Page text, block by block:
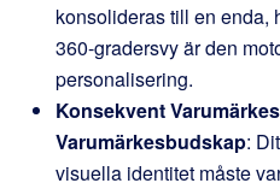
konsolideras till en enda,
360-gradersvy är den
personalisering.
Konsekvent
Varumärkesbudskap:
visuella identitet måste